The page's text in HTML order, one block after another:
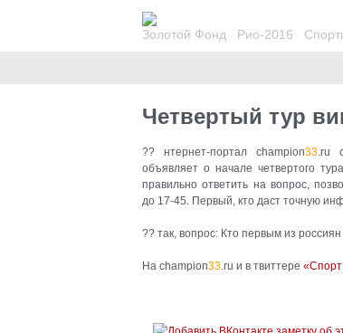
Золотой Фонд Рио-2016
Четвертый тур
?? нтернет-портал champion33.ru
объявляет о начале четвертого
правильно ответить на вопрос,
до 17-45. Первый, кто даст точную
?? так, вопрос: Кто первым из
На champion33.ru и в твиттере «Спорт